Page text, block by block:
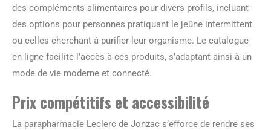
des compléments alimentaires pour divers profils, incluant
des options pour personnes pratiquant le jeûne intermittent
ou celles cherchant à purifier leur organisme. Le catalogue
en ligne facilite l’accès à ces produits, s’adaptant ainsi à un
mode de vie moderne et connecté.
Prix compétitifs et accessibilité
La parapharmacie Leclerc de Jonzac s’efforce de rendre ses